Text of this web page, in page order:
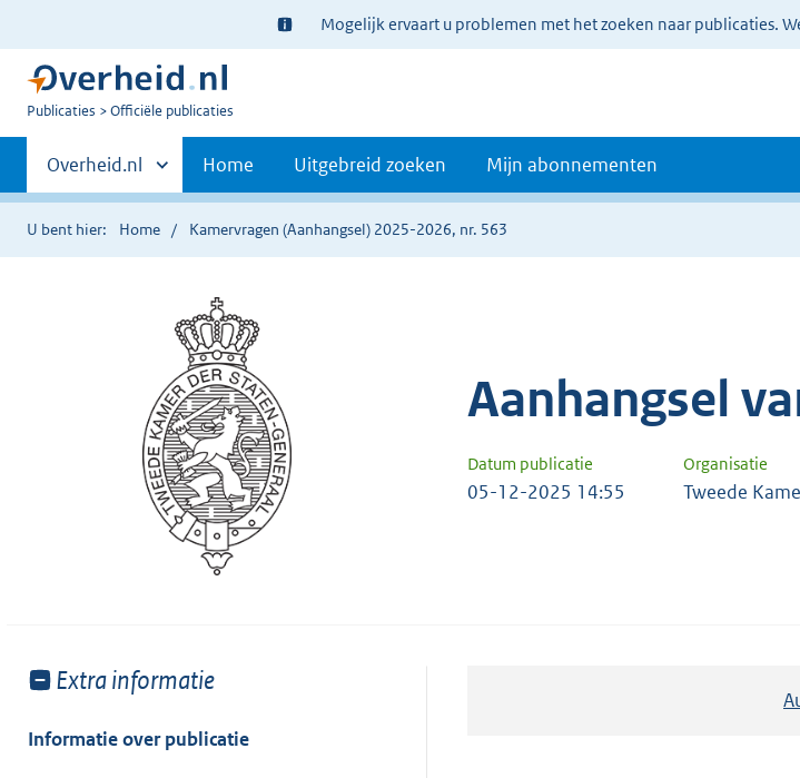
Ter
informatie:
Mogelijk ervaart u problemen met het zoeken naar publicaties.
U
Publicaties Officiële publicaties
Primaire
navigatie
Andere
sites
binnen
Overheid.nl Home Uitgebreid zoeken Mijn abonnementen
U bent hier: Home Kamervragen (Aanhangsel) 2025-2026, nr. 563
Aanhangsel
Datum publicatie Organisatie
05-12-2025 14:55 Tweede
Toon
van:
Extra informatie
Informatie over publicatie